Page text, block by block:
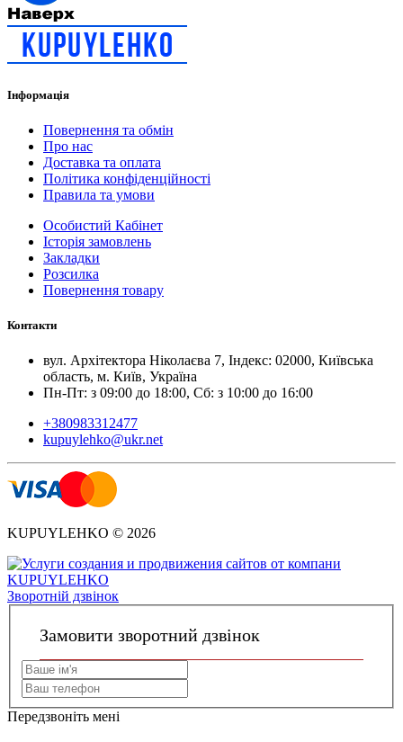
Інформація
Повернення та обмін
Про нас
Доставка та оплата
Політика конфіденційності
Правила та умови
Особистий Кабінет
Історія замовлень
Закладки
Розсилка
Повернення товару
Контакти
вул. Архітектора Ніколаєва 7, Індекс: 02000, Київська
область, м. Київ, Українa
Пн-Пт: з 09:00 до 18:00, Сб: з 10:00 до 16:00
+380983312477
kupuylehko@ukr.net
KUPUYLEHKO © 2026
Зворотній дзвінок
Замовити зворотний дзвінок
Передзвоніть мені